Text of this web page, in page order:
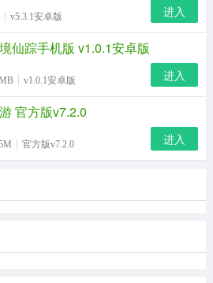
v5.3.1安卓版 进入
仙踪手机版 v1.0.1安卓版
v1.0.1安卓版 进入
官方版v7.2.0
官方版v7.2.0 进入